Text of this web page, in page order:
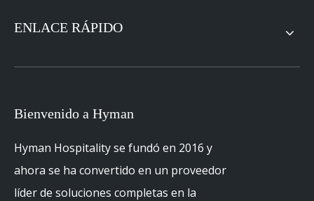
Anterior:
Siguiente:
ENLACE RÁPIDO
Bienvenido a Hyman
Hyman Hospitality se fundó en 2016 y
ahora se ha convertido en un proveedor
líder de soluciones completas en la